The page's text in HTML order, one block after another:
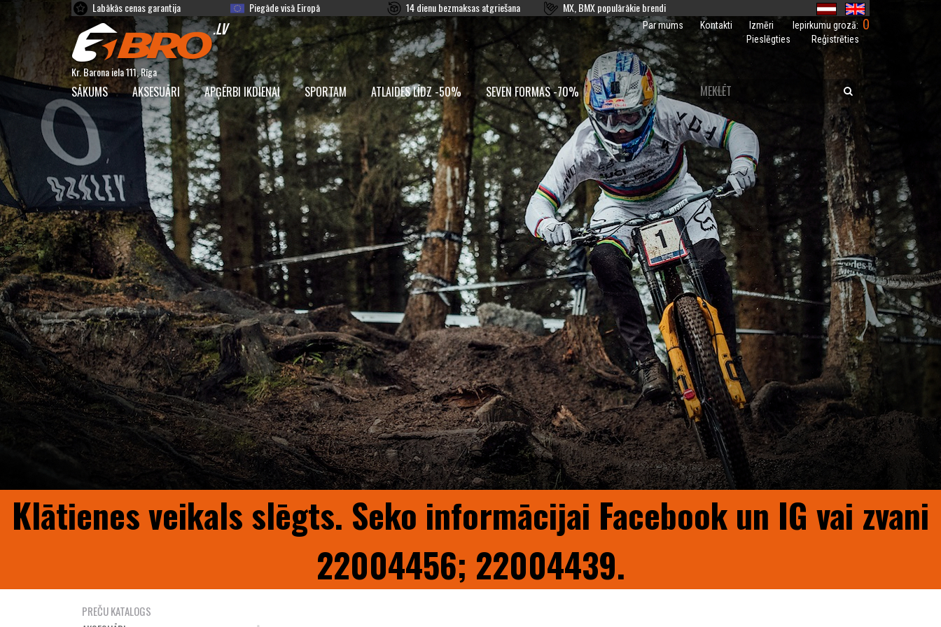
Labākās cenas garantija Piegāde visā Eiropā 14 dienu bezmaksas atgriešana MX, BMX populārākie brendi
Kr. Barona iela 111, Rīga
Iepirkumu grozā: 0
Par mums Kontakti
Izmēri
Pieslēgties
Reģistrēties
SĀKUMS AKSESUĀRI APĢĒRBI IKDIENAI SPORTAM ATLAIDES LĪDZ -50% SEVEN FORMAS -70%
Klātienes veikals slēgts. Seko informācijai Facebook un IG vai zvani
22004456; 22004439.
PREČU KATALOGS